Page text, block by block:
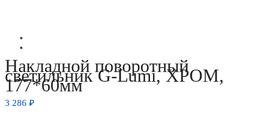
Накладной поворотный
светильник G-Lumi, ХРОМ,
177*60мм
3 286 ₽